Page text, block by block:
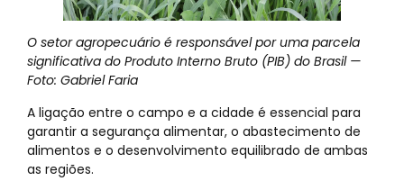
O setor agropecuário é responsável por uma parcela
significativa do Produto Interno Bruto (PIB) do Brasil —
Foto: Gabriel Faria
A ligação entre o campo e a cidade é essencial para
garantir a segurança alimentar, o abastecimento de
alimentos e o desenvolvimento equilibrado de ambas
as regiões.